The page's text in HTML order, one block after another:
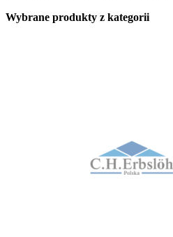
Wybrane produkty z kategorii